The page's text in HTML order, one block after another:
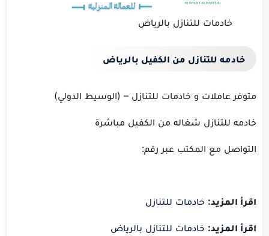
خادمات للتنازل بالرياض
خادمه للتنازل من الكفيل بالرياض
متوفر عاملات و خادمات للتنازل – (الوسيط الدولي)
خادمه للتنازل شغاله من الكفيل مباشرة
التواصل مع المكتب عبر رقم:
اقرأ المزيد: خادمات للتنازل
اقرأ المزيد: خادمات للتنازل بالرياض